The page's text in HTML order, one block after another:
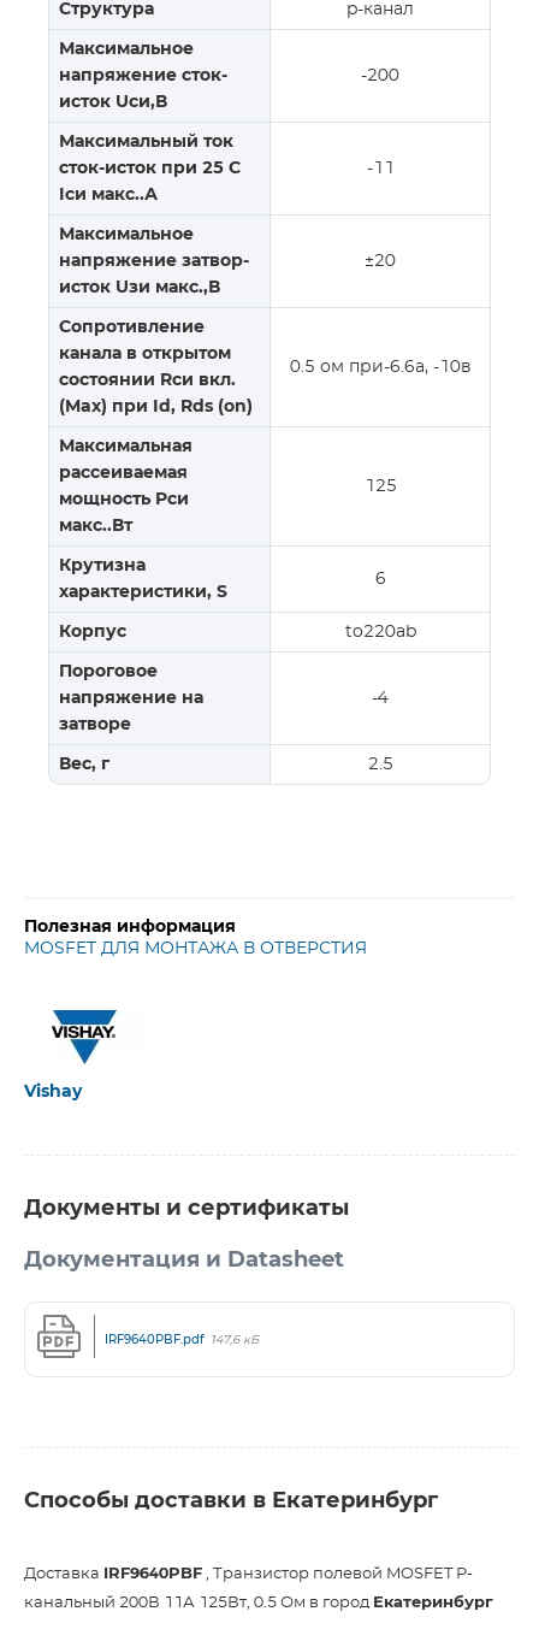
Структура p-канал
Максимальное
напряжение сток-
исток Uси,В
-200
Максимальный ток
сток-исток при 25 С
Iси макс..А
-11
Максимальное
напряжение затвор-
исток Uзи макс.,В
±20
Сопротивление
канала в открытом
состоянии Rси вкл.
(Max) при Id, Rds (on)
0.5 ом при-6.6a, -10в
Максимальная
рассеиваемая
мощность Pси
макс..Вт
125
Крутизна
характеристики, S
6
Корпус to220ab
Пороговое
напряжение на
затворе
-4
Вес, г 2.5
Полезная информация
MOSFET ДЛЯ МОНТАЖА В ОТВЕРСТИЯ
Vishay
Документы и сертификаты
Документация и Datasheet
IRF9640PBF.pdf 147,6 кБ
Способы доставки в Екатеринбург
Доставка IRF9640PBF , Транзистор полевой MOSFET P-
канальный 200В 11А 125Вт, 0.5 Ом в город Екатеринбург